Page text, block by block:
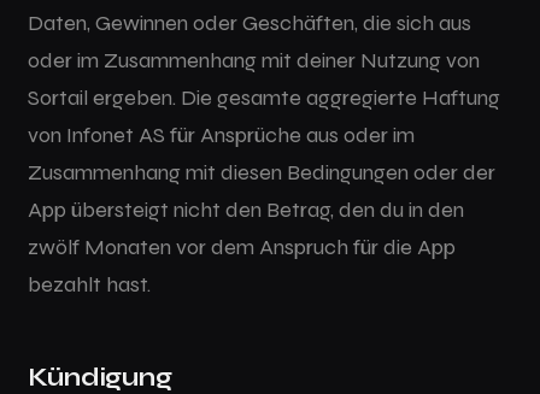
Daten, Gewinnen oder Geschäften, die sich aus
oder im Zusammenhang mit deiner Nutzung von
Sortail ergeben. Die gesamte aggregierte Haftung
von Infonet AS für Ansprüche aus oder im
Zusammenhang mit diesen Bedingungen oder der
App übersteigt nicht den Betrag, den du in den
zwölf Monaten vor dem Anspruch für die App
bezahlt hast.
Kündigung